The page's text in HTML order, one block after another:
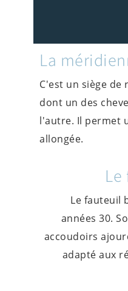
La
C'est un siège de
dont un des
l'autre. Il permet
allongée.
Le fauteuil
années 30.
accoudoirs
adapté aux